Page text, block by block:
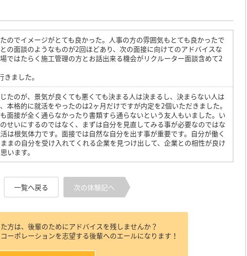
のでイメージがとても良かった。人事の方の雰囲気もとても良かったで
の面談のようなものが2回ほどあり、次の面接に向けてのアドバイスな
ではたらく施工管理の方とお話出来る機会がリクルーター面談含めて2
ました。
たのが、景気が良くても悪くても決まる人は決まるし、決まらない人は
本格的に就活をやったのは2ヶ月だけですが内定を2個いただきました。
面接が全く通らなかったり書類すら通らないという友人もいました。い
せいにするのではなく、まずは自分を見直してみる事が必要なのではな
は根気体力です。面接では自然な自分を出す事が重要です。自分が働く
まの自分を受け入れてくれる企業を見つけ出して、企業との相性が良け
います。
一覧へ戻る 次の体験記へ
方は、後輩のためにアドバイスを残しませんか？
ーポレーションを志望する後輩へのエールになります！